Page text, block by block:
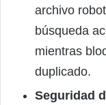
archivo
búsqueda
mientras
duplicado.
Seguridad